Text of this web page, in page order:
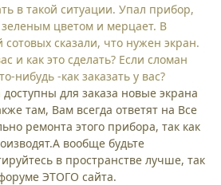
в такой ситуации. Упал прибор,
зеленым цветом и мерцает. В
сказали, что нужен экран.
и как это сделать? Если сломан
нибудь -как заказать у вас?
для заказа новые экрана
там, Вам всегда ответят на Все
ремонта этого прибора, так как
вообще будьте
в пространстве лучше, так
ЭТОГО сайта.